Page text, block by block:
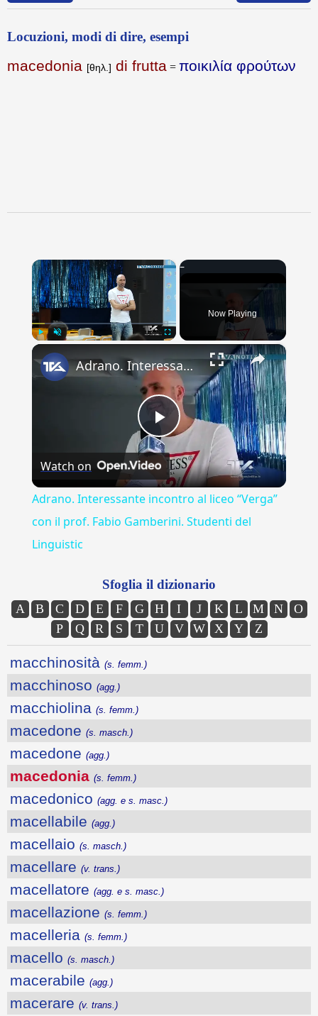
Locuzioni, modi di dire, esempi
macedonia [θηλ.] di frutta = ποικιλία φρούτων
×
Now Playing
×
Play
Video
Adrano. Interessante incontro al liceo “Verga” con il prof. Fabio Gamberini. Studenti del Linguistic
Watch on
Adrano. Interessante incontro al liceo “Verga”
con il prof. Fabio Gamberini. Studenti del
Linguistic
Sfoglia il dizionario
A B C D E F G H I J K L M N
O
P
Q R S T U V W X Y Z
macchinosità (s. femm.)
macchinoso (agg.)
macchiolina (s. femm.)
macedone (s. masch.)
macedone (agg.)
macedonia (s. femm.)
macedonico (agg. e s. masc.)
macellabile (agg.)
macellaio (s. masch.)
macellare (v. trans.)
macellatore (agg. e s. masc.)
macellazione (s. femm.)
macelleria (s. femm.)
macello (s. masch.)
macerabile (agg.)
macerare (v. trans.)